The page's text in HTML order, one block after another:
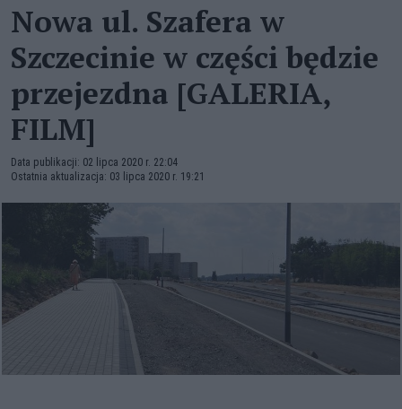
Nowa ul. Szafera w
Szczecinie w części będzie
przejezdna [GALERIA,
FILM]
Data publikacji: 02 lipca 2020 r. 22:04
Ostatnia aktualizacja: 03 lipca 2020 r. 19:21